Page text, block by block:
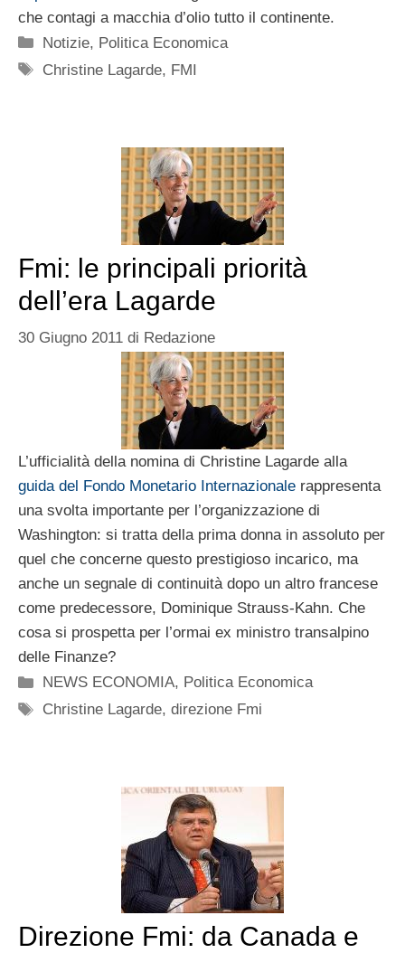
che contagi a macchia d’olio tutto il continente.
Categorie
Notizie, Politica Economica
Tag
Christine Lagarde, FMI
Fmi: le principali priorità
dell’era Lagarde
30 Giugno 2011 di Redazione
L’ufficialità della nomina di Christine Lagarde alla
guida del Fondo Monetario Internazionale rappresenta
una svolta importante per l’organizzazione di
Washington: si tratta della prima donna in assoluto per
quel che concerne questo prestigioso incarico, ma
anche un segnale di continuità dopo un altro francese
come predecessore, Dominique Strauss-Kahn. Che
cosa si prospetta per l’ormai ex ministro transalpino
delle Finanze?
Categorie
NEWS ECONOMIA, Politica Economica
Tag
Christine Lagarde,direzione Fmi
Direzione Fmi: da Canada e